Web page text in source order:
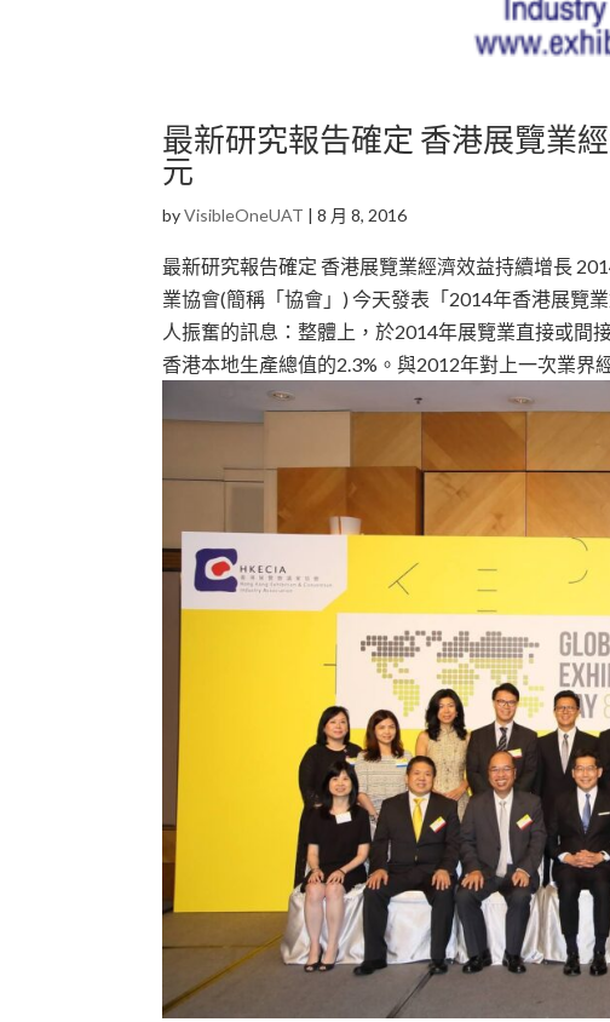
最新研究報告確定 香港展覽業
元
byVisibleOneUAT |8 月 8, 2016
最新研究報告確定 香港展覽業經濟效益持續增長
業協會(簡稱「協會」) 今天發表「2014年香港展覽
人振奮的訊息：整體上，於2014年展覽業直接或間
香港本地生產總值的2.3%。與2012年對上一次業界